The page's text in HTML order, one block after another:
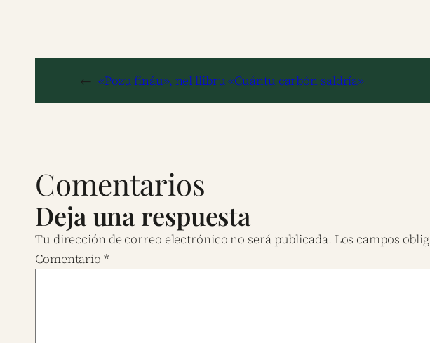
← «Pozu fináu», nel llibru «Cuántu carbón saldría»
Comentarios
Deja una respuesta
Tu dirección de correo electrónico no será publicada. Los campos
Comentario *